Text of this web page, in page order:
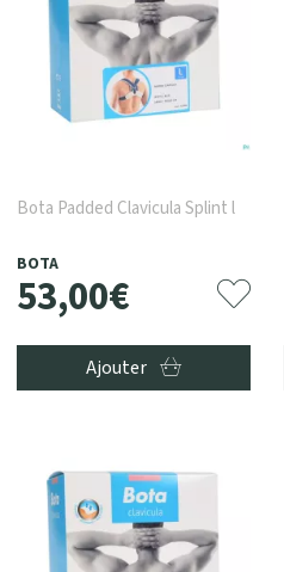
Bota Padded Clavicula Splint l
BOTA
53,00€
Ajouter